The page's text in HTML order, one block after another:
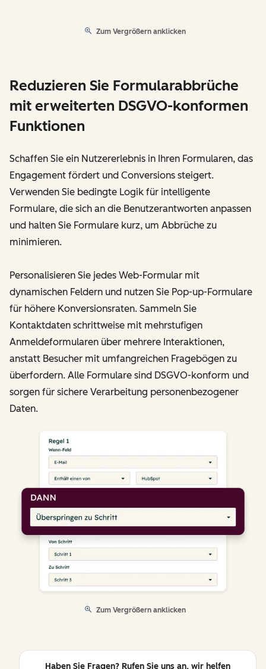
Zum Vergrößern anklicken
Reduzieren Sie Formularabbrüche
mit erweiterten DSGVO-konformen
Funktionen
Schaffen Sie ein Nutzererlebnis in Ihren Formularen, das
Engagement fördert und Conversions steigert.
Verwenden Sie bedingte Logik für intelligente
Formulare, die sich an die Benutzerantworten anpassen
und halten Sie Formulare kurz, um Abbrüche zu
minimieren.
Personalisieren Sie jedes Web-Formular mit
dynamischen Feldern und nutzen Sie Pop-up-Formulare
für höhere Konversionsraten. Sammeln Sie
Kontaktdaten schrittweise mit mehrstufigen
Anmeldeformularen über mehrere Interaktionen,
anstatt Besucher mit umfangreichen Fragebögen zu
überfordern. Alle Formulare sind DSGVO-konform und
sorgen für sichere Verarbeitung personenbezogener
Daten.
Zum Vergrößern anklicken
Haben Sie Fragen? Rufen Sie uns an, wir helfen